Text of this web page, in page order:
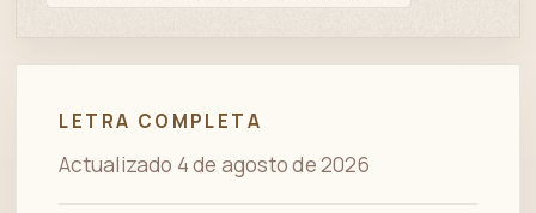
LETRA COMPLETA
Actualizado 4 de agosto de 2026